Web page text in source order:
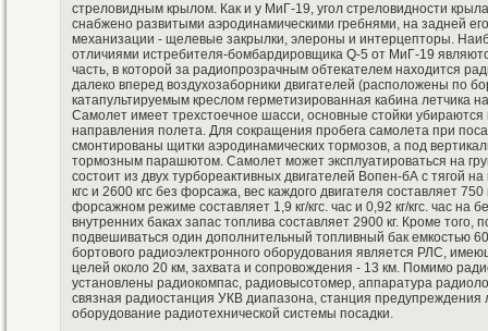
стреловидным крылом. Как и у МиГ-19, угол стреловидности
снабжено развитыми аэродинамическими гребнями, на задней
механизации - щелевые закрылки, элероны и интерцепторы.
отличиями истребителя-бомбардировщика Q-5 от МиГ-19
часть, в которой за радиопрозрачным обтекателем находится
далеко вперед воздухозаборники двигателей (расположены по
катапультируемым креслом герметизированная кабина летчика
Самолет имеет трехстоечное шасси, основные стойки
направления полета. Для сокращения пробега самолета при
смонтированы щитки аэродинамических тормозов, а под
тормозным парашютом. Самолет может эксплуатироваться на
состоит из двух турбореактивных двигателей Вопен-бА с тягой
кгс и 2600 кгс без форсажа, вес каждого двигателя составляет
форсажном режиме составляет 1,9 кг/кгс. час и 0,92 кг/кгс. час
внутренних баках запас топлива составляет 2900 кг. Кроме
подвешиваться один дополнительный топливный бак емкостью
бортового радиоэлектронного оборудования является РЛС,
целей около 20 км, захвата и сопровождения - 13 км. Помимо
установлены радиокомпас, радиовысотомер, аппаратура
связная радиостанция УКВ диапазона, станция предупреждения
оборудование радиотехнической системы посадки.